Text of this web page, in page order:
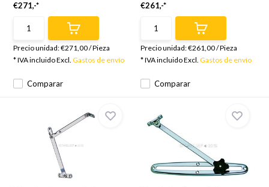
Comparar
€271,-*
Precio unidad:€271,00/Pieza
* IVA incluido Excl.Gastos de envío
Comparar
€261,-*
Precio unidad:€261,00/Pieza
* IVA incluido Excl. Gastos de envío